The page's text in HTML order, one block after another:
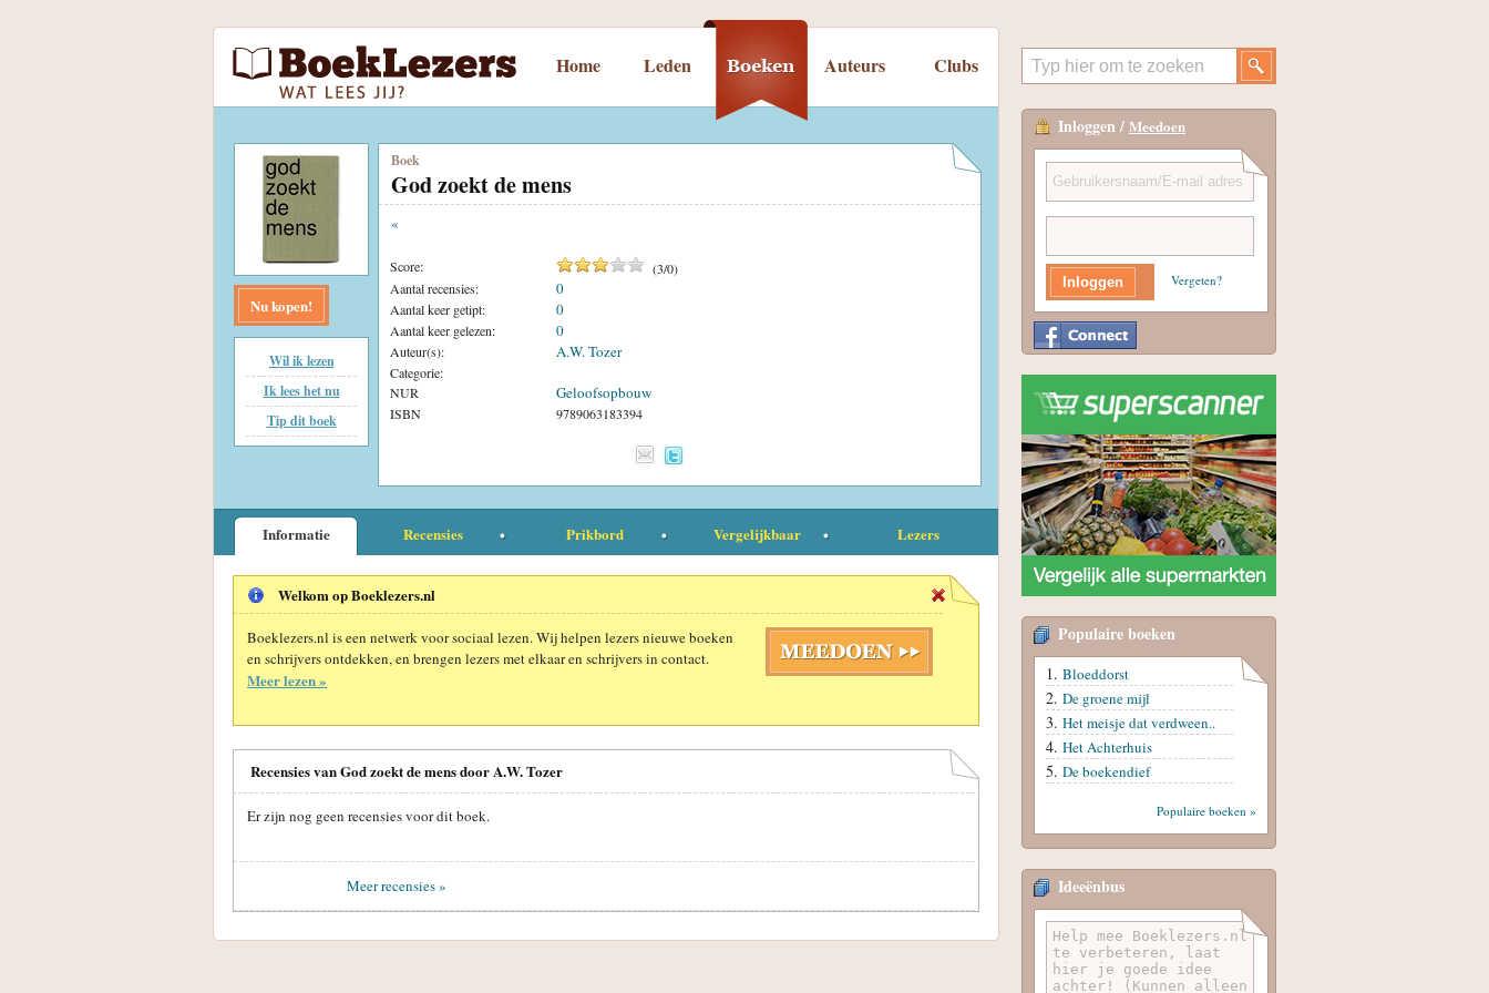
Home Leden Auteurs Clubs
Nu kopen!
Wil ik lezen
Ik lees het nu
Tip dit boek
Boek
God zoekt de mens
«
Score: (3/0)
Aantal recensies:
0
Aantal keer getipt: 0
Aantal keer gelezen: 0
Auteur(s): A.W. Tozer
Categorie:
NUR
Geloofsopbouw
ISBN 9789063183394
Informatie Recensies Prikbord Vergelijkbaar Lezers
Welkom op Boeklezers.nl
Boeklezers.nl is een netwerk voor sociaal lezen. Wij helpen lezers nieuwe boeken
en schrijvers ontdekken, en brengen lezers met elkaar en schrijvers in contact.
Meer lezen »
Recensies van God zoekt de mens door A.W. Tozer
Er zijn nog geen recensies voor dit boek.
Meer recensies »
Inloggen / Meedoen
Vergeten?
Populaire boeken
Bloeddorst
De groene mijl
Het meisje dat verdween..
Het Achterhuis
De boekendief
Populaire boeken »
Ideeënbus